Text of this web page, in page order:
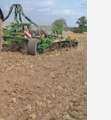
zu